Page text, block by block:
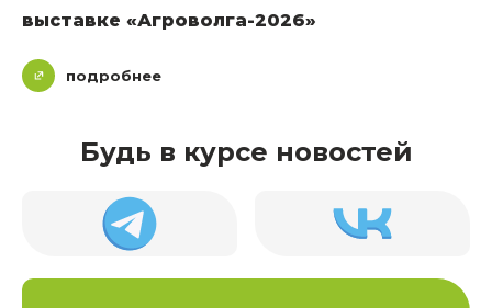
выставке «Агроволга-2026»
подробнее
Будь в курсе новостей